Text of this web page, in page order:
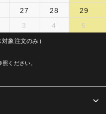
27 28
29
3 4 5
象注文のみ）
ください。